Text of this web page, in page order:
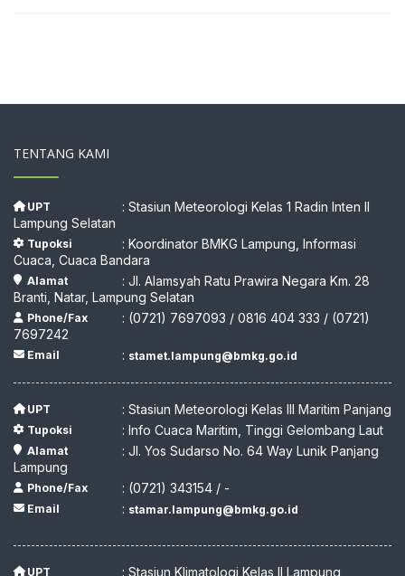
TENTANG KAMI
UPT
: Stasiun Meteorologi Kelas 1 Radin Inten II
Lampung Selatan
Tupoksi
: Koordinator BMKG Lampung, Informasi
Cuaca, Cuaca Bandara
Alamat
: Jl. Alamsyah Ratu Prawira Negara Km. 28
Branti, Natar, Lampung Selatan
Phone/Fax
: (0721) 7697093 / 0816 404 333 / (0721)
7697242
Email : stamet.lampung@bmkg.go.id
UPT : Stasiun Meteorologi Kelas III Maritim Panjang
Tupoksi : Info Cuaca Maritim, Tinggi Gelombang Laut
Alamat
: Jl. Yos Sudarso No. 64 Way Lunik Panjang
Lampung
Phone/Fax : (0721) 343154 / -
Email : stamar.lampung@bmkg.go.id
UPT : Stasiun Klimatologi Kelas II Lampung